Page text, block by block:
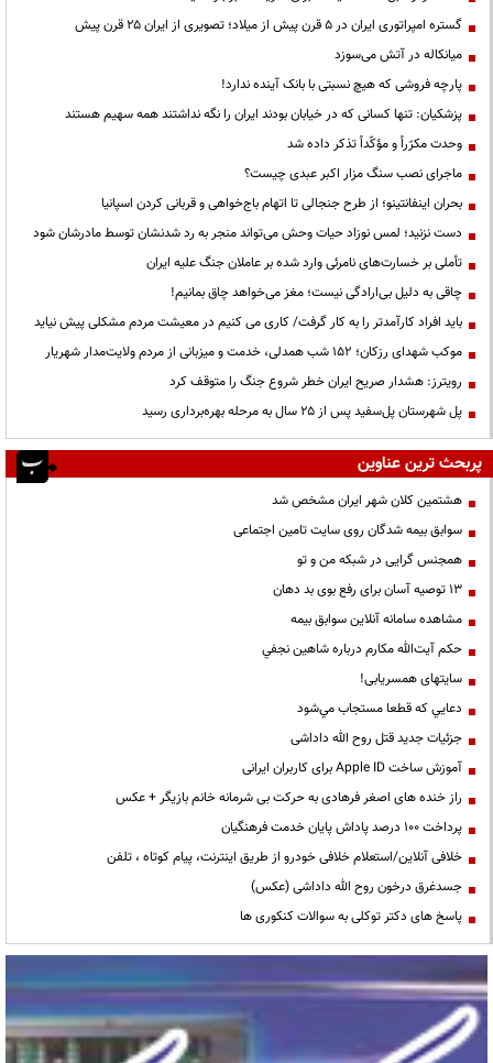
گستره امپراتوری ایران در ۵ قرن پیش از میلاد؛ تصویری از ایران ۲۵ قرن پیش
میانکاله در آتش می‌سوزد
پارچه فروشی که هیچ نسبتی با بانک آینده ندارد!
پزشکیان: تنها کسانی که در خیابان بودند ایران را نگه نداشتند همه سهیم هستند
وحدت مکرّراً و مؤکّداً تذکر داده شد
ماجرای نصب سنگ مزار اکبر عبدی چیست؟
بحران اینفانتینو؛ از طرح جنجالی تا اتهام باج‌خواهی و قربانی کردن اسپانیا
دست نزنید؛ لمس نوزاد حیات وحش می‌تواند منجر به رد شدنشان توسط مادرشان شود
تأملی بر خسارت‌های نامرئی وارد شده بر عاملان جنگ علیه ایران
چاقی به دلیل بی‌ارادگی نیست؛ مغز می‌خواهد چاق بمانیم!
باید افراد کارآمدتر را به کار گرفت/ کاری می کنیم در معیشت مردم مشکلی پیش نیاید
موکب شهدای رزکان؛ ۱۵۲ شب همدلی، خدمت و میزبانی از مردم ولایت‌مدار شهریار
رویترز: هشدار صریح ایران خطر شروع جنگ را متوقف کرد
پل شهرستان پل‌سفید پس از ۲۵ سال به مرحله بهره‌برداری رسید
پربحث ترین عناوین
هشتمین کلان شهر ایران مشخص شد
سوابق بیمه شدگان روی سایت تامین اجتماعی
همجنس گرایی در شبکه من و تو
13 توصیه آسان برای رفع بوی بد دهان
مشاهده سامانه آنلاين سوابق بیمه
حكم آيت‌الله مكارم درباره شاهين نجفي
سایتهای همسریابی!
دعايي كه قطعا مستجاب مي‌شود
جزئیات جدید قتل روح الله داداشی
آموزش ساخت Apple ID برای کاربران ایرانی
راز خنده های اصغر فرهادی به حرکت بی شرمانه خانم بازیگر + عکس
پرداخت ۱۰۰ درصد پاداش پایان خدمت فرهنگیان
خلافی آنلاین/استعلام خلافی خودرو از طریق اینترنت، پیام کوتاه ، تلفن
جسدغرق درخون روح الله داداشی (عکس)
پاسخ های دکتر توکلی به سوالات کنکوری ها